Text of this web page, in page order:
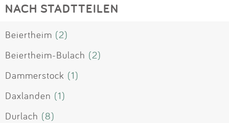
NACH STADTTEILEN
Beiertheim (2)
Beiertheim-Bulach (2)
Dammerstock (1)
Daxlanden (1)
Durlach (8)